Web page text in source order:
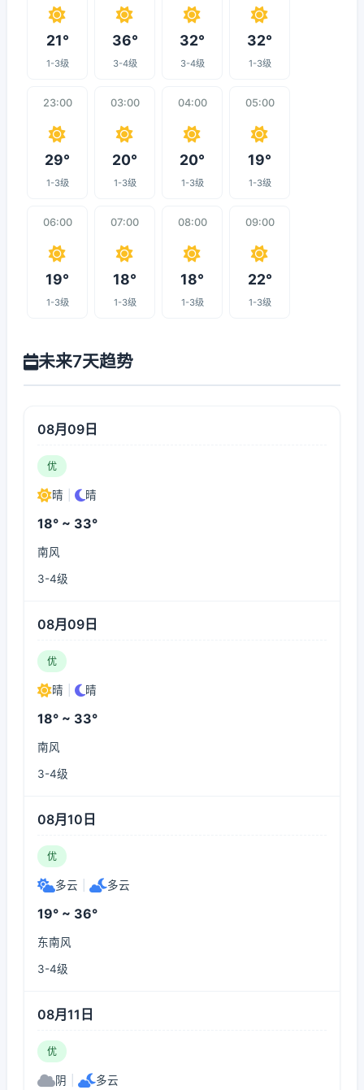
21°
1-3级
36°
3-4级
32°
3-4级
32°
1-3级
23:00
29°
1-3级
03:00
20°
1-3级
04:00
20°
1-3级
05:00
19°
1-3级
06:00
19°
1-3级
07:00
18°
1-3级
08:00
18°
1-3级
09:00
22°
1-3级
未来7天趋势
08月09日
优
晴 晴
18° ~ 33°
南风
3-4级
08月09日
优
晴 晴
18° ~ 33°
南风
3-4级
08月10日
优
多云 多云
19° ~ 36°
东南风
3-4级
08月11日
优
阴 多云